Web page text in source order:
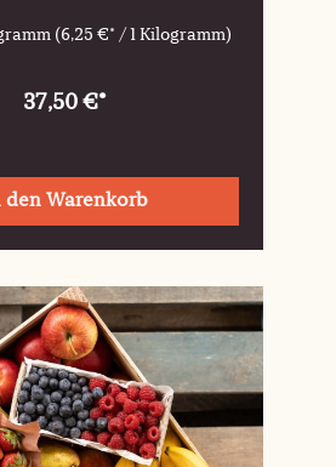
(6,25 €* / 1 Kilogramm)
37,50 €*
den Warenkorb